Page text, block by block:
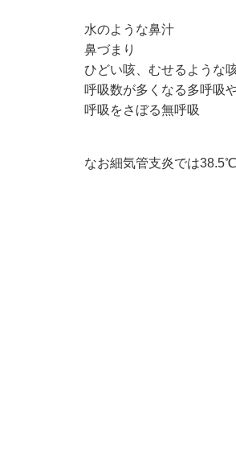
水のような鼻汁
鼻づまり
ひどい咳、むせるような
呼吸数が多くなる多呼吸
呼吸をさぼる無呼吸
なお細気管支炎では